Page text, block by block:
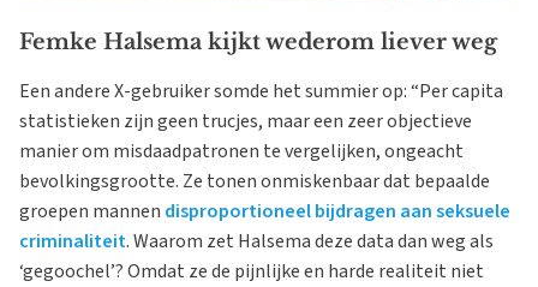
Femke Halsema kijkt wederom liever weg
Een andere X-gebruiker somde het summier op: “Per capita
statistieken zijn geen trucjes, maar een zeer objectieve
manier om misdaadpatronen te vergelijken, ongeacht
bevolkingsgrootte. Ze tonen onmiskenbaar dat bepaalde
groepen mannen disproportioneel bijdragen aan seksuele
criminaliteit. Waarom zet Halsema deze data dan weg als
‘gegoochel’? Omdat ze de pijnlijke en harde realiteit niet